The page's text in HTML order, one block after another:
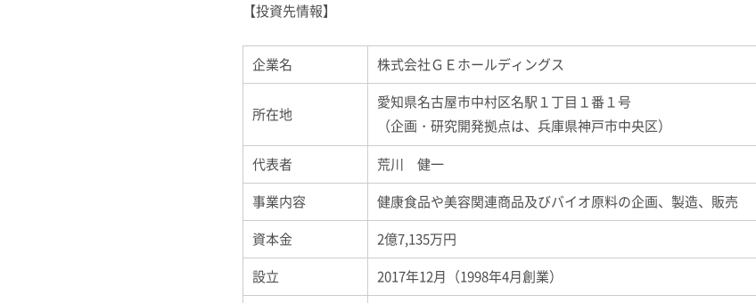
【投資先情報】
企業名 株式会社ＧＥホールディングス
所在地
愛知県名古屋市中村区名駅１丁目１番１号
（企画・研究開発拠点は、兵庫県神戸市中央区）
代表者
荒川 健一
事業内容
健康食品や美容関連商品及びバイオ原料の企画、製造、販売
資本金
2億7,135万円
設立
2017年12月（1998年4月創業）